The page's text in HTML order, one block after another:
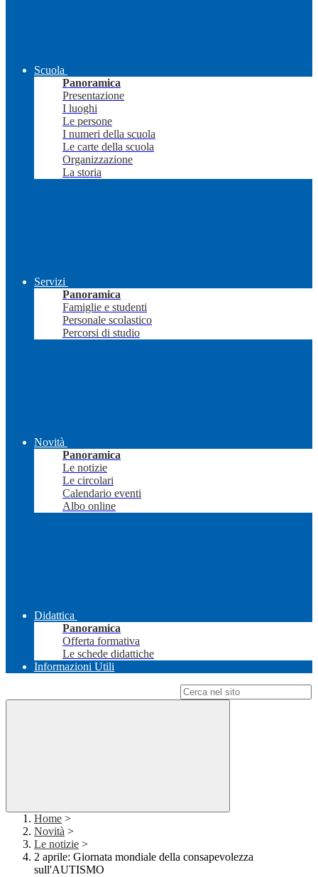
Scuola
Panoramica
Presentazione
I luoghi
Le persone
I numeri della scuola
Le carte della scuola
Organizzazione
La storia
Servizi
Panoramica
Famiglie e studenti
Personale scolastico
Percorsi di studio
Novità
Panoramica
Le notizie
Le circolari
Calendario eventi
Albo online
Didattica
Panoramica
Offerta formativa
Le schede didattiche
Informazioni Utili
Home >
Novità >
Le notizie >
2 aprile: Giornata mondiale della consapevolezza
sull'AUTISMO